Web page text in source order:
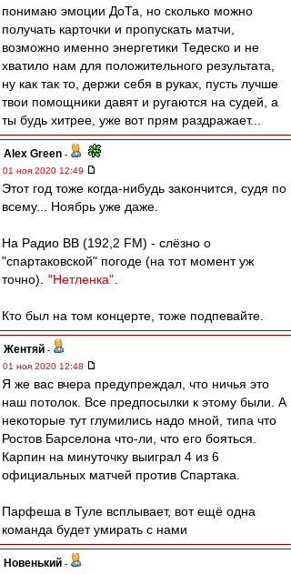
понимаю эмоции ДоТа, но сколько можно
получать карточки и пропускать матчи,
возможно именно энергетики Тедеско и не
хватило нам для положительного результата,
ну как так то, держи себя в руках, пусть лучше
твои помощники давят и ругаются на судей, а
ты будь хитрее, уже вот прям раздражает...
Alex Green -
01 ноя 2020 12:49
Этот год тоже когда-нибудь закончится, судя по
всему... Ноябрь уже даже.
На Радио ВВ (192,2 FM) - слёзно о
"спартаковской" погоде (на тот момент уж
точно). "Нетленка"
Кто был на том концерте, тоже подпевайте.
Жентяй -
01 ноя 2020 12:48
Я же вас вчера предупреждал, что ничья это
наш потолок. Все предпосылки к этому были. А
некоторые тут глумились надо мной, типа что
Ростов Барселона что-ли, что его бояться.
Карпин на минуточку выиграл 4 из 6
официальных матчей против Спартака.
Парфеша в Туле всплывает, вот ещё одна
команда будет умирать с нами
Новенький -